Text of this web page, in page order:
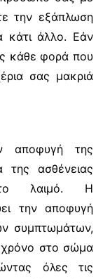
την εξάπλωση
κάτι άλλο. Εάν
κάθε φορά που
σας μακριά
αποφυγή της
της ασθένειας
λαιμό. Η
την αποφυγή
συμπτωμάτων,
χρόνο στο σώμα
όλες τις